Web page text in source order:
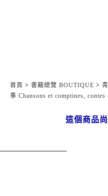
首頁 > 書籍總覽 BOUTIQUE >
事 Chansons et comptines, contes
這個商品